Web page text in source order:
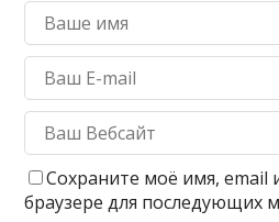
Сохраните моё имя, email
браузере для последующих